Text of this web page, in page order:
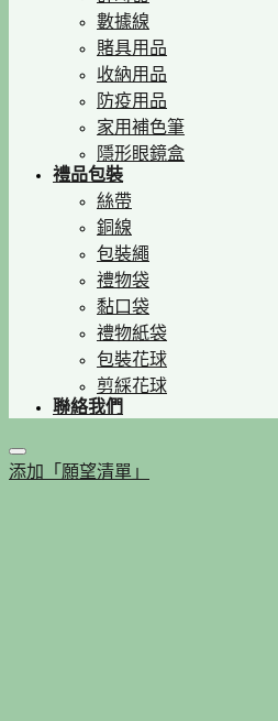
數據線
賭具用品
收納用品
防疫用品
家用補色筆
隱形眼鏡盒
禮品包裝
絲帶
銅線
包裝繩
禮物袋
黏口袋
禮物紙袋
包裝花球
剪綵花球
聯絡我們
添加「願望清單」